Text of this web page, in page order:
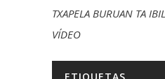
TXAPELA BURUAN TA
VÍDEO
ETIQUETAS